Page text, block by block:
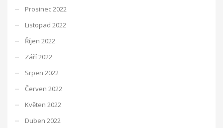
Prosinec 2022
Listopad 2022
Říjen 2022
Září 2022
Srpen 2022
Červen 2022
Květen 2022
Duben 2022